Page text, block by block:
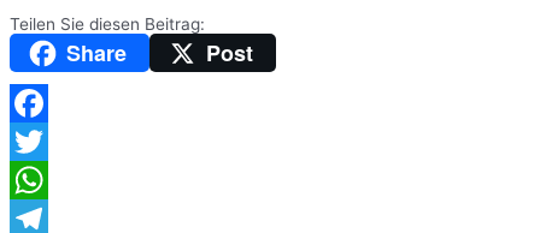
Teilen Sie diesen Beitrag:
Share Post
Facebook
Twitter
WhatsApp